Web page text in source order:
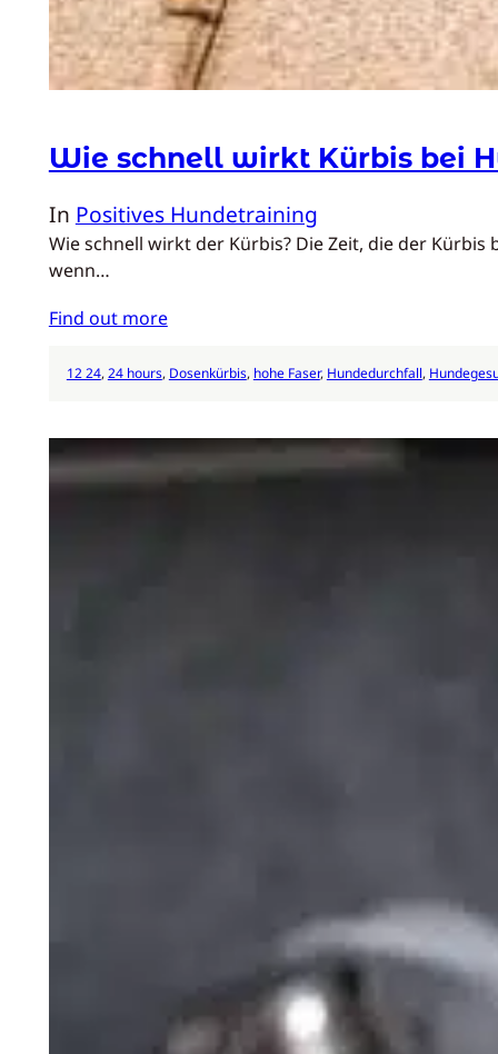
Wie schnell wirkt Kürbis bei
In Positives Hundetraining
Wie schnell wirkt der Kürbis? Die Zeit, die der
wenn…
Find out more
12 24, 24 hours, Dosenkürbis, hohe Faser, Hundedurchfall,